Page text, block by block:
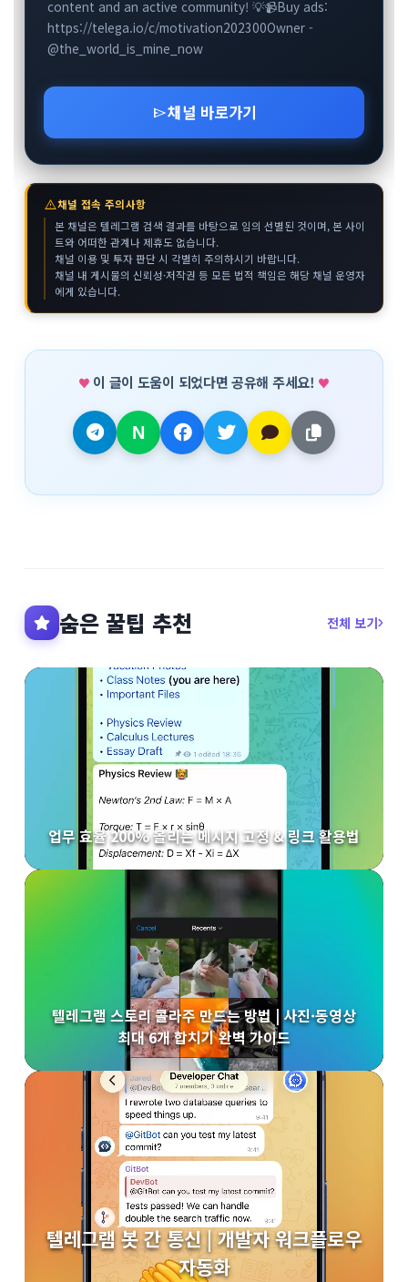
content and an active community! 💡📹Buy ads:
https://telega.io/c/motivation202300Owner -
@the_world_is_mine_now
send채널 바로가기
warning채널 접속 주의사항
본 채널은 텔레그램 검색 결과를 바탕으로 임의 선별된 것이며, 본 사이
트와 어떠한 관계나 제휴도 없습니다.
채널 이용 및 투자 판단 시 각별히 주의하시기 바랍니다.
채널 내 게시물의 신뢰성·저작권 등 모든 법적 책임은 해당 채널 운영자
에게 있습니다.
이 글이 도움이 되었다면 공유해 주세요!
숨은 꿀팁 추천 전체 보기
업무 효율 200% 올리는 메시지 고정 & 링크 활용법
텔레그램 스토리 콜라주 만드는 방법 | 사진·동영상
최대 6개 합치기 완벽 가이드
텔레그램 봇 간 통신 | 개발자 워크플로우
자동화